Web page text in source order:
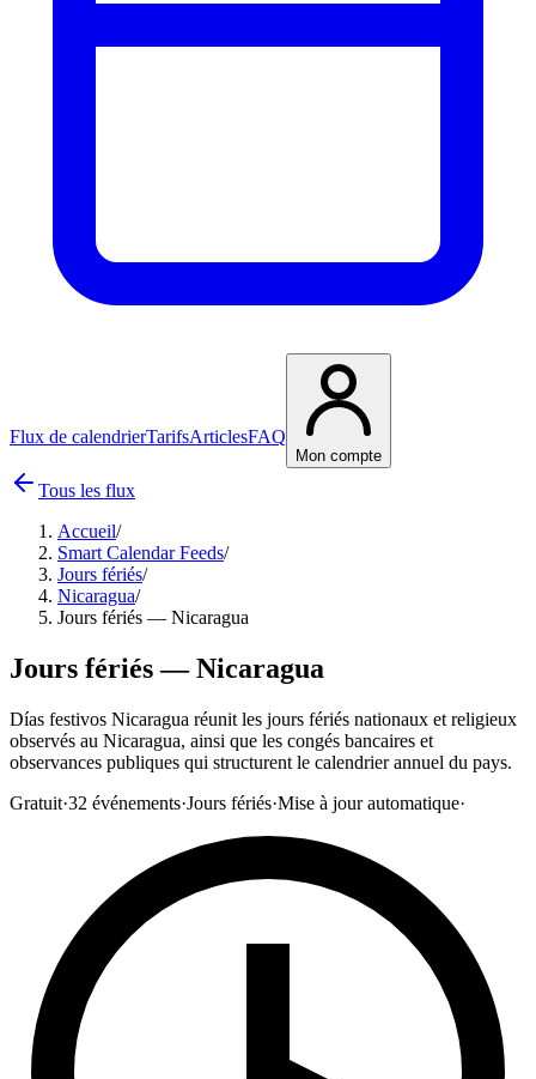
Flux de calendrierTarifsArticlesFAQ
Mon compte
Tous les flux
Accueil/
Smart Calendar Feeds/
Jours fériés/
Nicaragua/
Jours fériés — Nicaragua
Jours fériés — Nicaragua
Días festivos Nicaragua réunit les jours fériés nationaux et religieux
observés au Nicaragua, ainsi que les congés bancaires et
observances publiques qui structurent le calendrier annuel du pays.
Gratuit·32 événements·Jours fériés·Mise à jour automatique·